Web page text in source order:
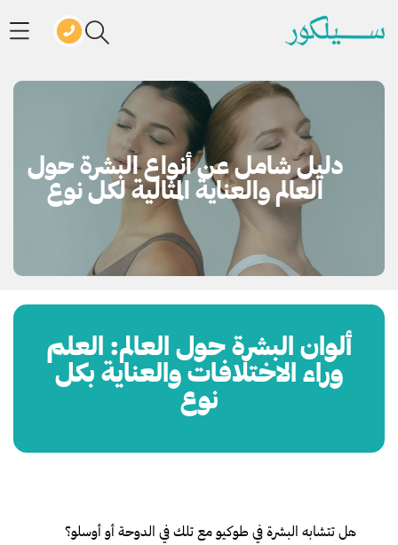
دليل شامل عن أنواع البشرة حول
العالم والعناية المثالية لكل نوع
ألوان البشرة حول العالم: العلم
وراء الاختلافات والعناية بكل
نوع
هل تتشابه البشرة في طوكيو مع تلك في الدوحة أو أوسلو؟